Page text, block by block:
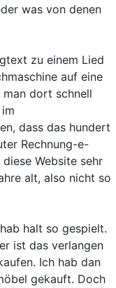
was von denen
zu einem Lied
auf eine
dort schnell
dass das hundert
Rechnung-e-
Website sehr
alt, also nicht so
halt so gespielt.
ist das verlangen
Ich hab dan
gekauft. Doch